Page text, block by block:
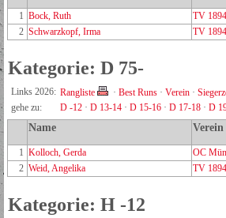
1 Bock, Ruth
TV
2 Schwarzkopf, Irma TV
Kategorie: D 75-
Links 2026: Rangliste · Best Runs · Verein ·
gehe zu:
D -12 · D 13-14 · D 15-16 · D 17-18 · D
Name Verein
1 Kolloch, Gerda
OC
2 Weid, Angelika TV
Kategorie: H -12